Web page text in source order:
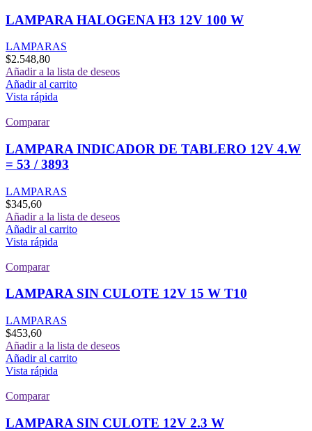
LAMPARA HALOGENA H3 12V 100 W
LAMPARAS
$2.548,80
Añadir a la lista de deseos
Añadir al carrito
Vista rápida
Comparar
LAMPARA INDICADOR DE TABLERO 12V 4.W
= 53 / 3893
LAMPARAS
$345,60
Añadir a la lista de deseos
Añadir al carrito
Vista rápida
Comparar
LAMPARA SIN CULOTE 12V 15 W T10
LAMPARAS
$453,60
Añadir a la lista de deseos
Añadir al carrito
Vista rápida
Comparar
LAMPARA SIN CULOTE 12V 2.3 W